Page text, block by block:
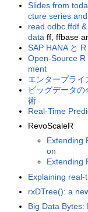
Slides from
cture series
read.odbc.ffdf
data ff, ffbase
SAP HANA と R
Open-Source
ment
エンタープラ
ビッグデータ
術
Real-Time
RevoScaleR
Extending
on
Extending
Explaining
rxDTree(): a
Big Data Bytes: